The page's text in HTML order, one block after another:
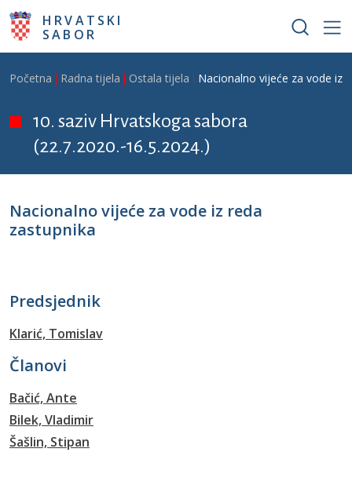
Skoči na glavni sadržaj
HRVATSKI
SABOR
Breadcrumb
Početna Radna tijela Ostala tijela Nacionalno vijeće za vode iz
10. saziv Hrvatskoga sabora
(22.7.2020.-16.5.2024.)
Nacionalno vijeće za vode iz reda
zastupnika
Predsjednik
Klarić, Tomislav
Članovi
Bačić, Ante
Bilek, Vladimir
Šašlin, Stipan